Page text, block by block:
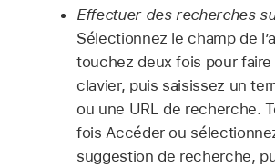
Effectuer des recherches
Sélectionnez le champ de
touchez deux fois pour faire
clavier, puis saisissez un
ou une URL de recherche.
fois Accéder ou
suggestion de recherche,